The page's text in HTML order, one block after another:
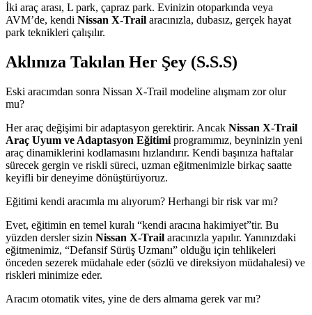
İki araç arası, L park, çapraz park. Evinizin otoparkında veya
AVM’de, kendi Nissan X-Trail aracınızla, dubasız, gerçek hayat
park teknikleri çalışılır.
Aklınıza Takılan Her Şey (S.S.S)
Eski aracımdan sonra Nissan X-Trail modeline alışmam zor olur
mu?
Her araç değişimi bir adaptasyon gerektirir. Ancak Nissan X-Trail
Araç Uyum ve Adaptasyon Eğitimi programımız, beyninizin yeni
araç dinamiklerini kodlamasını hızlandırır. Kendi başınıza haftalar
sürecek gergin ve riskli süreci, uzman eğitmenimizle birkaç saatte
keyifli bir deneyime dönüştürüyoruz.
Eğitimi kendi aracımla mı alıyorum? Herhangi bir risk var mı?
Evet, eğitimin en temel kuralı “kendi aracına hakimiyet”tir. Bu
yüzden dersler sizin Nissan X-Trail aracınızla yapılır. Yanınızdaki
eğitmenimiz, “Defansif Sürüş Uzmanı” olduğu için tehlikeleri
önceden sezerek müdahale eder (sözlü ve direksiyon müdahalesi) ve
riskleri minimize eder.
Aracım otomatik vites, yine de ders almama gerek var mı?